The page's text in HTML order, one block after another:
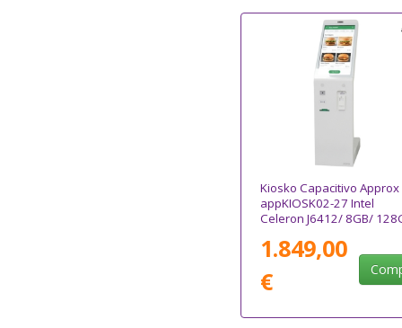
Kiosko Capacitivo Approx
appKIOSK02-27 Intel
Celeron J6412/ 8GB/
1.849,00
€